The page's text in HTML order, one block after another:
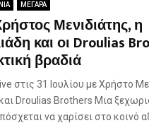
ΜΕΓΑΡΑ
Μενιδιάτης, η
και οι Droulias
βραδιά
στις 31 Ιουλίου με Χρήστο
Droulias Brothers Μια
να χαρίσει στο κοινό